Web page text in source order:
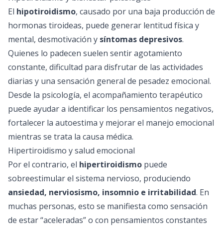
El hipotiroidismo, causado por una baja producción de
hormonas tiroideas, puede generar lentitud física y
mental, desmotivación y síntomas depresivos.
Quienes lo padecen suelen sentir agotamiento
constante, dificultad para disfrutar de las actividades
diarias y una sensación general de pesadez emocional.
Desde la psicología, el acompañamiento terapéutico
puede ayudar a identificar los pensamientos negativos,
fortalecer la autoestima y mejorar el manejo emocional
mientras se trata la causa médica.
Hipertiroidismo y salud emocional
Por el contrario, el hipertiroidismo puede
sobreestimular el sistema nervioso, produciendo
ansiedad, nerviosismo, insomnio e irritabilidad. En
muchas personas, esto se manifiesta como sensación
de estar “aceleradas” o con pensamientos constantes